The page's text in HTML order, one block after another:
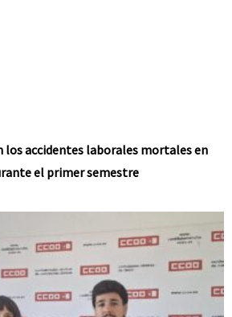
los accidentes laborales mortales en
el primer semestre